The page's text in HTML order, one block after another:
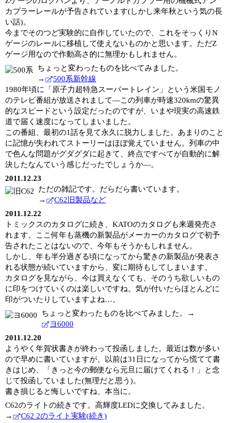
カプラーレールが予告されています(しかし来年秋という気の長
い話)。
今までそのつど実験的に自作していたので、これをそっくりN
ゲージのレールに移植して使えないものかと思います。ただZ
ゲージ用なので作動高さ的に無理かもしれません。
ちょっと変わったものを比べてみました。
→
500系新幹線
1980年頃に「原子力超特急スーパートレイン」という米国モノ
のテレビ番組が放送されまして―この列車が時速320kmの驚異
的なスピードという設定だったのですが、いまや現実の高速鉄
道で届く速度になってしまいました。
この番組、最初の1話を見て永久に脱力しました。あまりのこと
に記憶が失われてストーリーはほぼ覚えていません。列車の中
で色んな問題がグダグダに起きて、終点ですべてが自動的に解
決したなんていう感じだったでしょうか―。
2011.12.23
ただの雑記です。だらだら書いています。
→
C62旧製品など
2011.12.22
トミックスのカタログに続き、KATOのカタログも来週発売さ
れます。ここ何年も蒸機の新製品がメーカーのカタログで初予
告されたことはないので、今年もそうかもしれません。
しかし、年も半分過ぎる頃になってから驚きの新製品が発表さ
れる状態が続いていますから、変に期待もしてしまいます。
カタログを見ながら、今は買えなくても、そのうち欲しいもの
に印をつけていくのは楽しいですね。気が付いたらほとんどに
印がついたりしていますよね…。
ちょっと変わったものを比べてみました。→
ヨ6000
2011.12.20
ようやく年賀状書きが終わって投函しました。最近は数が多い
ので早めに書いていますが、以前は31日になってから慌てて書
きはじめ、「きっと今の郵便なら元旦に届けてくれる！」と念
じて投函していました(無理だと思う)。
書き損じると悔しいですね、本当に。
C62のライトの続きです。高輝度LEDに交換してみました。
→
C62 2のライト実験(続き)